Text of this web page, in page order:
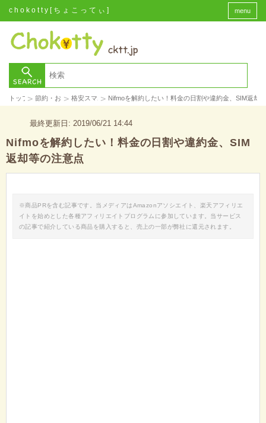
chokotty[ちょこってぃ] menu
トップ> 節約・お金> 格安スマホ> Nifmoを解約したい！料金の日割や違約金、SIM返却
最終更新日: 2019/06/21 14:44
Nifmoを解約したい！料金の日割や違約金、SIM
返却等の注意点
※商品PRを含む記事です。当メディアはAmazonアソシエイト、楽天アフィリエ
イトを始めとした各種アフィリエイトプログラムに参加しています。当サービス
の記事で紹介している商品を購入すると、売上の一部が弊社に還元されます。